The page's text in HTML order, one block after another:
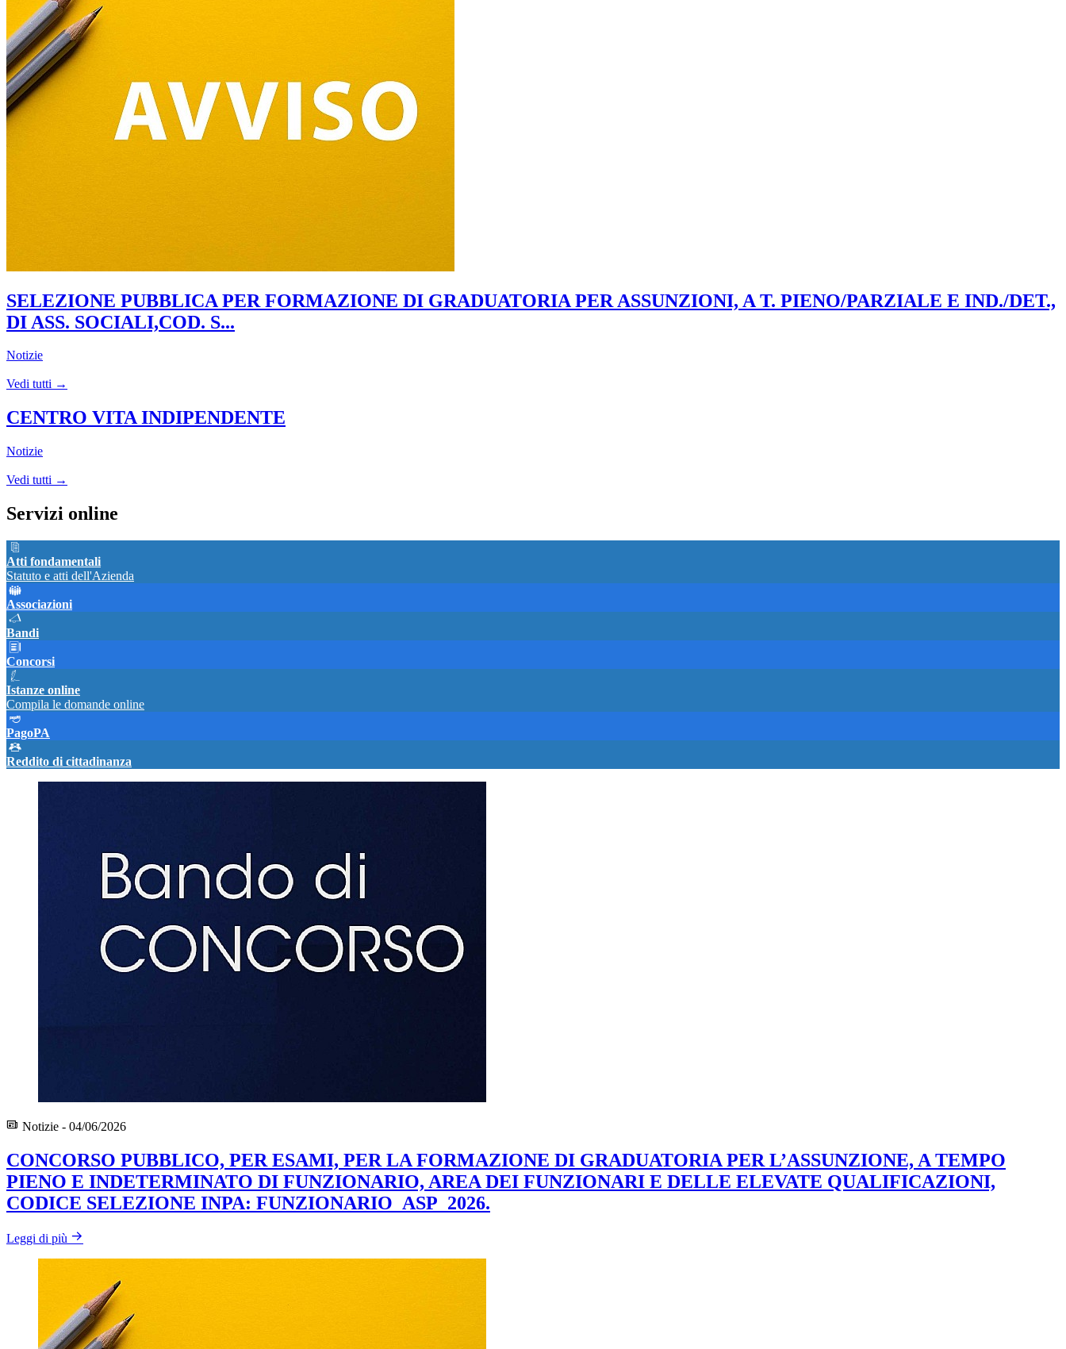
SELEZIONE PUBBLICA PER FORMAZIONE DI GRADUATORIA PER ASSUNZIONI, A T. PIENO/PARZIALE E IND./DET.,
DI ASS. SOCIALI,COD. S...
Notizie
Vedi tutti →
CENTRO VITA INDIPENDENTE
Notizie
Vedi tutti →
Servizi online
Atti fondamentali
Statuto e atti dell'Azienda
Associazioni
Bandi
Concorsi
Istanze online
Compila le domande online
PagoPA
Reddito di cittadinanza
Notizie - 04/06/2026
CONCORSO PUBBLICO, PER ESAMI, PER LA FORMAZIONE DI GRADUATORIA PER L’ASSUNZIONE, A TEMPO
PIENO E INDETERMINATO DI FUNZIONARIO, AREA DEI FUNZIONARI E DELLE ELEVATE QUALIFICAZIONI,
CODICE SELEZIONE INPA: FUNZIONARIO_ASP_2026.
Leggi di più